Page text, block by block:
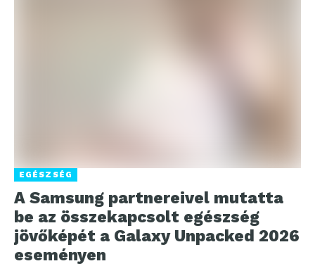
EGÉSZSÉG
A Samsung partnereivel mutatta
be az összekapcsolt egészség
jövőképét a Galaxy Unpacked 2026
eseményen